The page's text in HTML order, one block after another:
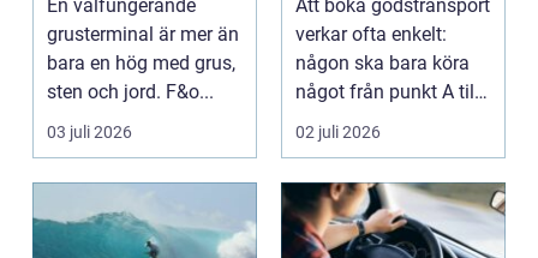
En välfungerande
grusterminal är mer än
bara en hög med grus,
sten och jord. F&o...
03 juli 2026
Att boka godstransport
verkar ofta enkelt:
någon ska bara köra
något från punkt A till
punkt B. Men ...
02 juli 2026